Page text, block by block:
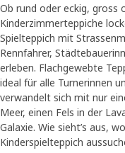
Ob rund oder eckig, gross
Kinderzimmerteppiche
Spielteppich mit
Rennfahrer,
erleben. Flachgewebte
ideal für alle Turnerinnen
verwandelt sich mit nur
Meer, einen Fels in der
Galaxie. Wie sieht’s aus,
Kinderspielteppich